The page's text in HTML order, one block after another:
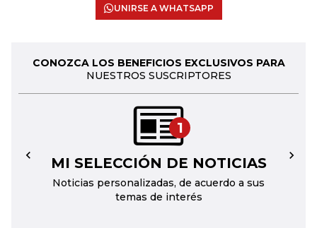
UNIRSE A WHATSAPP
CONOZCA LOS BENEFICIOS EXCLUSIVOS PARA
NUESTROS SUSCRIPTORES
1
MI SELECCIÓN DE NOTICIAS
Noticias personalizadas, de acuerdo a sus
temas de interés
← →